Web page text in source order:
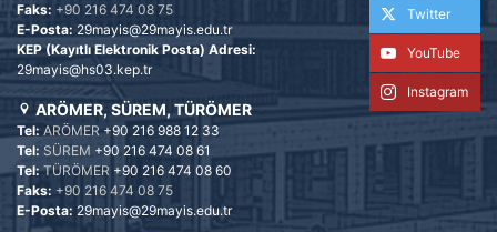
Twitter
YouTube
Instagram
Faks: +90 216 474 08 75
E-Posta: 29mayis@29mayis.edu.tr
KEP (Kayıtlı Elektronik Posta) Adresi:
29mayis@hs03.kep.tr
ARÖMER, SÜREM, TÜRÖMER
Tel: ARÖMER+90 216 988 12 33
Tel: SÜREM +90 216 474 08 61
Tel:TÜRÖMER +90 216 474 08 60
Faks: +90 216 474 08 75
E-Posta: 29mayis@29mayis.edu.tr